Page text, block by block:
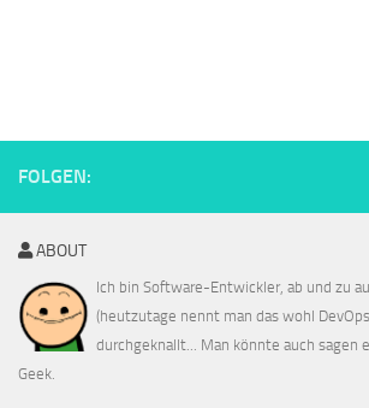
FOLGEN:
ABOUT
Ich bin Software-Entwickler, ab und zu
(heutzutage nennt man das wohl
durchgeknallt... Man könnte auch sagen
Geek.